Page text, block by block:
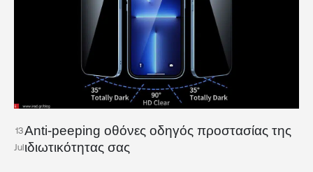
13
Jul
Anti-peeping οθόνες οδηγός προστασίας της
ιδιωτικότητας σας